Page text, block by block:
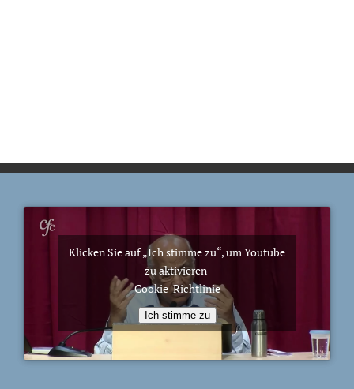
Klicken Sie auf „Ich stimme zu“, um Youtube
zu aktivieren
Cookie-Richtlinie
Ich stimme zu